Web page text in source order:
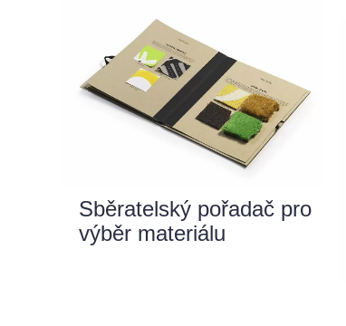
Sběratelský pořadač pro
výběr materiálu